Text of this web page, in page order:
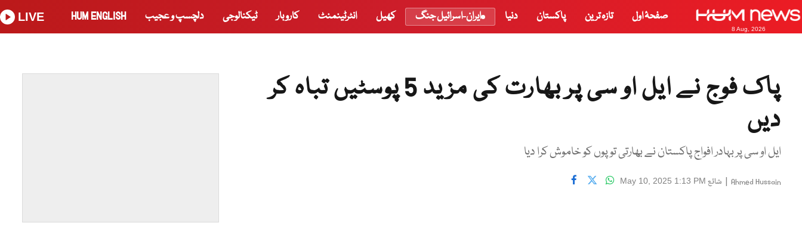
8 Aug, 2026
صفحۂ اول تازہ ترین پاکستان دنیا ایران-اسرائیل جنگ کھیل انٹرٹینمنٹ کاروبار ٹیکنالوجی دلچسپ و عجیب HUM ENGLISH
LIVE
پاک فوج نے ایل او سی پر بھارت کی مزید 5 پوسٹیں تباہ کر
دیں
ایل او سی پر بہادر افواج پاکستان نے بھارتی توپوں کو خاموش کرا دیا
Ahmed Hussain
| شائع May 10, 2025 1:13 PM